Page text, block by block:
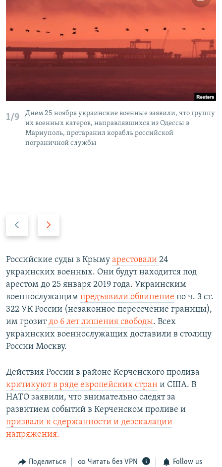
1/9
Днем 25 ноября украинские военные заявили, что группу
их военных катеров, направлявшихся из Одессы в
Мариуполь, протаранил корабль российской
пограничной службы
д
ы
д
у
щ
и
й
с
а
й
д
д
у
ю
щ
и
й
с
л
й
д
Российские суды в Крыму арестовали 24
украинских военных. Они будут находится под
арестом до 25 января 2019 года. Украинским
военнослужащим предъявили обвинение по ч. 3 ст.
322 УК России (незаконное пересечение границы),
им грозитдо 6 лет лишения свободы. Всех
украинских военнослужащих доставили в столицу
России Москву.​
Действия России в районе Керченского пролива
критикуют в ряде европейских стран и США. В
НАТО заявили, что внимательно следят за
развитием событий в Керченском проливе и
призвали к сдержанности и деэскалации
напряжения.
Поделиться Читать без VPN Follow us